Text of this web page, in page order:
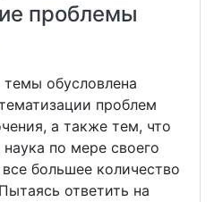
проблемы
обусловлена
проблем
а также тем, что
по мере своего
большее количество
ответить на